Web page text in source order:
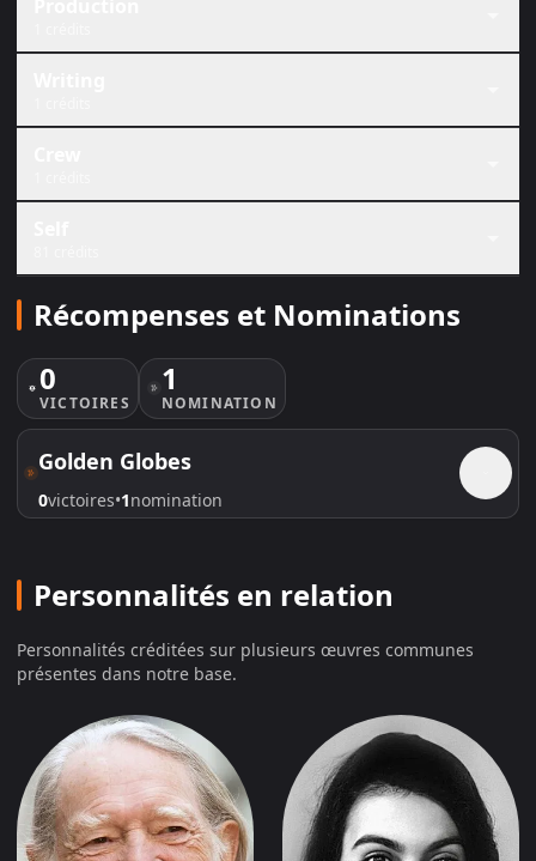
Récompenses et Nominations
0
VICTOIRES
1
NOMINATION
Golden Globes
0victoires•1nomination
64e cérémonie
Personnalités en relation
Personnalités créditées sur plusieurs œuvres communes
présentes dans notre base.